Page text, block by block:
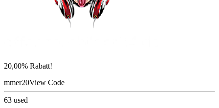
20,00% Rabatt!
mmer20View Code
63 used